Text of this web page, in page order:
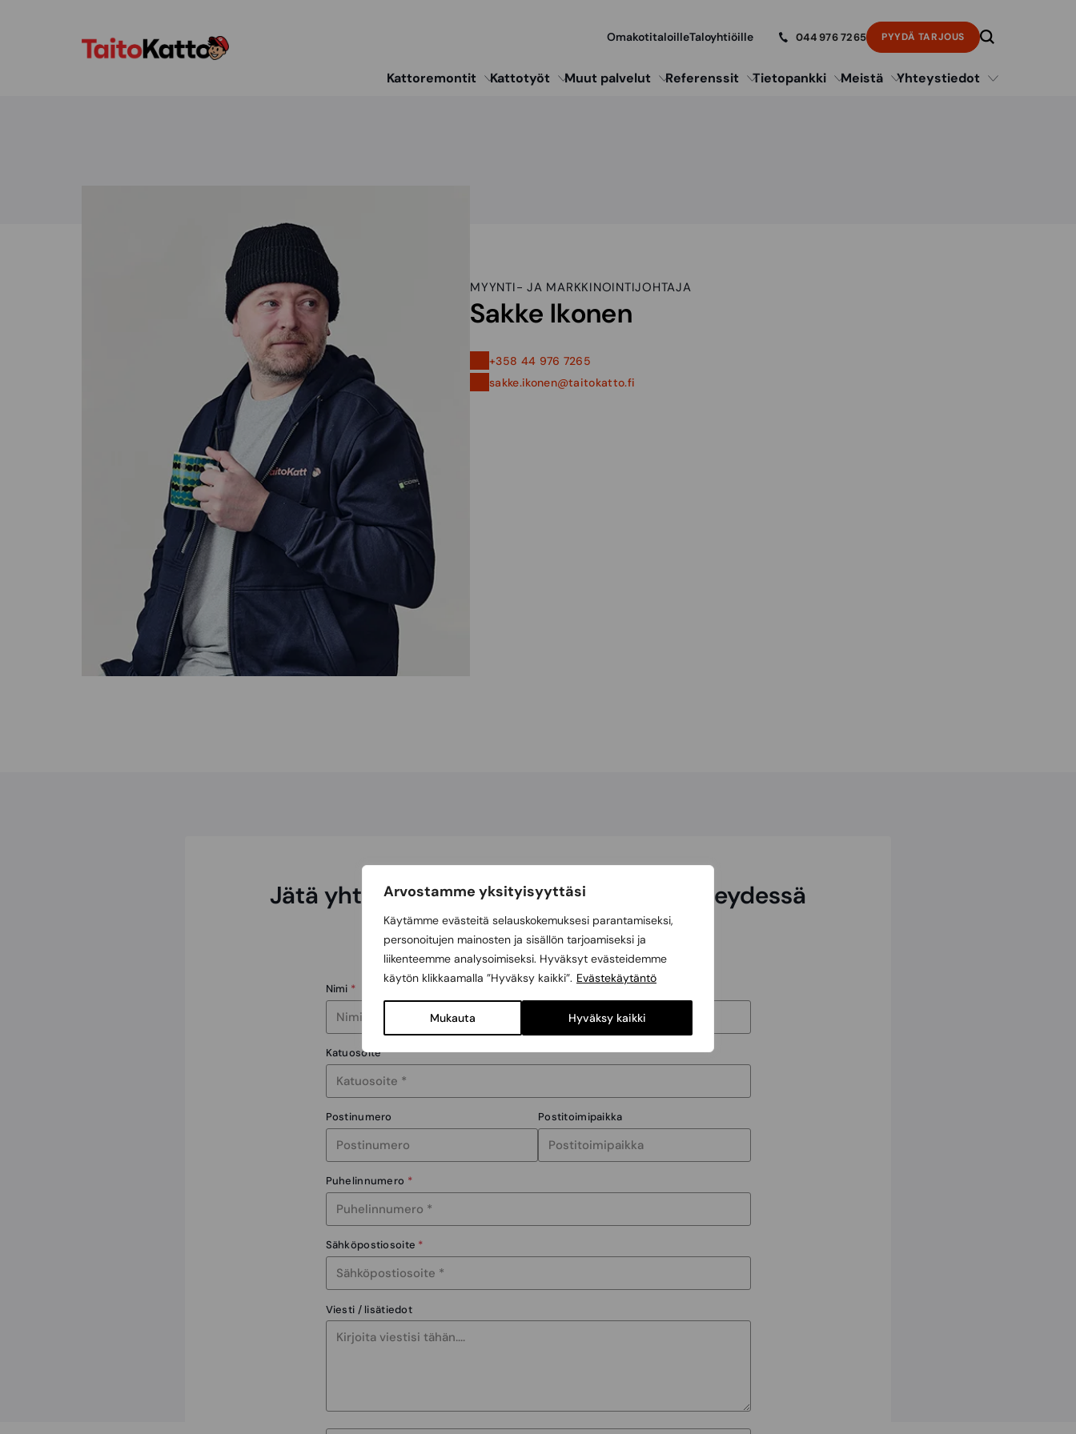
Arvostamme yksityisyyttäsi
Käytämme evästeitä selauskokemuksesi parantamiseksi,
personoitujen mainosten ja sisällön tarjoamiseksi ja
liikenteemme analysoimiseksi. Hyväksyt evästeidemme
käytön klikkaamalla ”Hyväksy kaikki”. Evästekäytäntö
Mukauta Hyväksy kaikki
OmakotitaloilleTaloyhtiöille 044 976 7265 PYYDÄ TARJOUS
Kattoremontit Kattotyöt Muut palvelut Referenssit Tietopankki Meistä Yhteystiedot
MYYNTI- JA MARKKINOINTIJOHTAJA
Sakke Ikonen
+358 44 976 7265
sakke.ikonen@taitokatto.fi
Jätä yhteystietosi ja olemme sinuun yhteydessä
Omakotitalo Taloyhtiö
Nimi *
Katuosoite
Postinumero Postitoimipaikka
Puhelinnumero *
Sähköpostiosoite *
Viesti / lisätiedot